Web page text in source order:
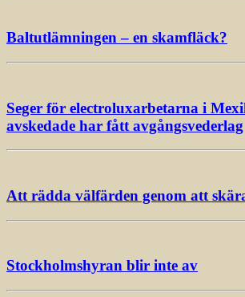
Baltutlämningen – en skamfläck?
Seger för electroluxarbetarna i
avskedade har fått avgångsvederlag
Att rädda välfärden genom att
Stockholmshyran blir inte av